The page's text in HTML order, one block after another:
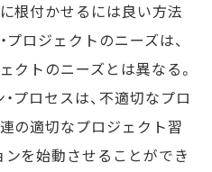
根付かせるには良い方法
プロジェクトのニーズは、
クトのニーズとは異なる。
プロセスは、不適切なプロ
の適切なプロジェクト習
を始動させることができ